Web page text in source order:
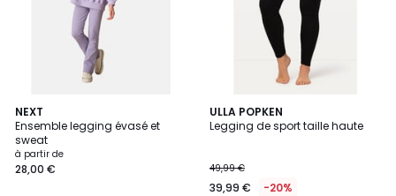
NEXT
Ensemble legging évasé et
sweat
à partir de
28,00 €
4
Couleurs
ULLA POPKEN
Legging de sport taille haute
49,99 €
39,99 € -20%